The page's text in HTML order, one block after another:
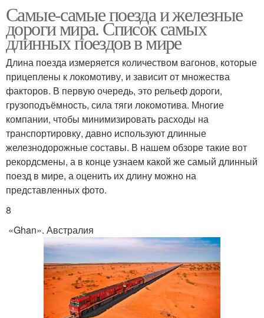
Самые-самые поезда и железные
дороги мира. Список самых
длинных поездов в мире
Длина поезда измеряется количеством вагонов, которые
прицеплены к локомотиву, и зависит от множества
факторов. В первую очередь, это рельеф дороги,
грузоподъёмность, сила тяги локомотива. Многие
компании, чтобы минимизировать расходы на
транспортировку, давно используют длинные
железнодорожные составы. В нашем обзоре такие вот
рекордсмены, а в конце узнаем какой же самый длинный
поезд в мире, а оценить их длину можно на
представленных фото.
8
«Ghan». Австралия